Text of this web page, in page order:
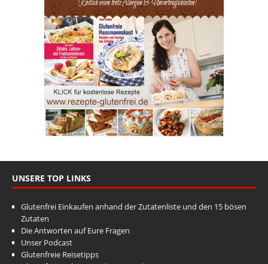
UNSERE TOP LINKS
Glutenfrei Einkaufen anhand der Zutatenliste und den 15 bösen
Zutaten
Die Antworten auf Eure Fragen
Unser Podcast
Glutenfreie Reisetipps